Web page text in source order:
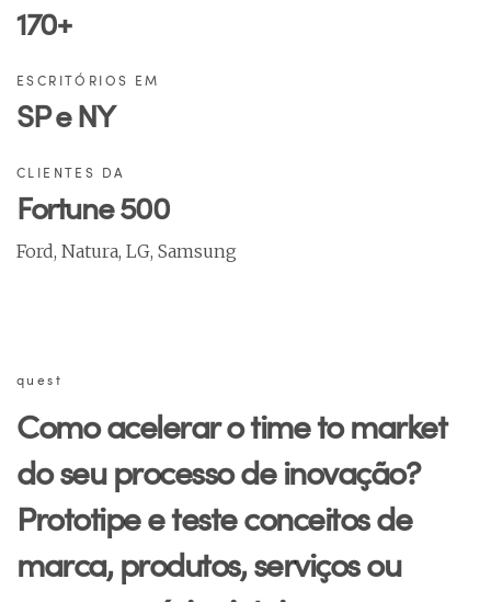
170+
ESCRITÓRIOS EM
SP e NY
CLIENTES DA
Fortune 500
Ford, Natura, LG, Samsung
quest
Como acelerar o time to market
do seu processo de inovação?
Prototipe e teste conceitos de
marca, produtos, serviços ou